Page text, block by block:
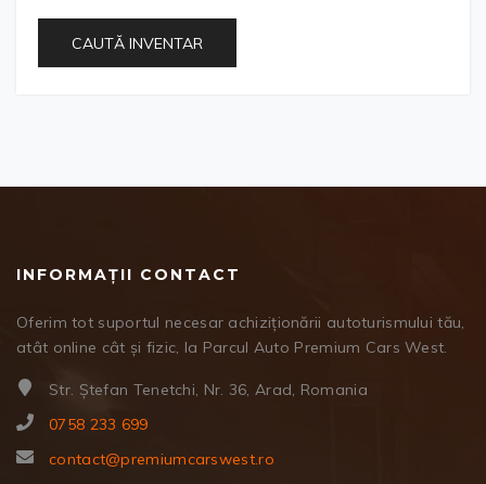
CAUTĂ INVENTAR
INFORMAȚII CONTACT
Oferim tot suportul necesar achiziționării autoturismului tău,
atât online cât și fizic, la Parcul Auto Premium Cars West.
Str. Ștefan Tenetchi, Nr. 36, Arad, Romania
0758 233 699
contact@premiumcarswest.ro